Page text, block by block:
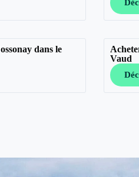
dans le
Vaud